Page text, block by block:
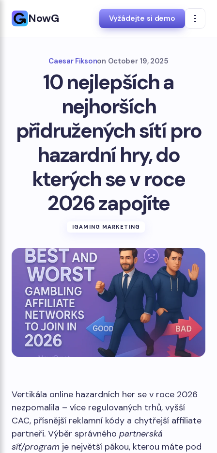
NowG Vyžádejte si demo
Caesar Fiksonon October 19, 2025
10 nejlepších a
nejhorších
přidružených sítí pro
hazardní hry, do
kterých se v roce
2026 zapojíte
IGAMING MARKETING
Vertikála online hazardních her se v roce 2026
nezpomalila – více regulovaných trhů, vyšší
CAC, přísnější reklamní kódy a chytřejší affiliate
partneři. Výběr správného partnerská
síť/program je největší pákou, kterou máte pod